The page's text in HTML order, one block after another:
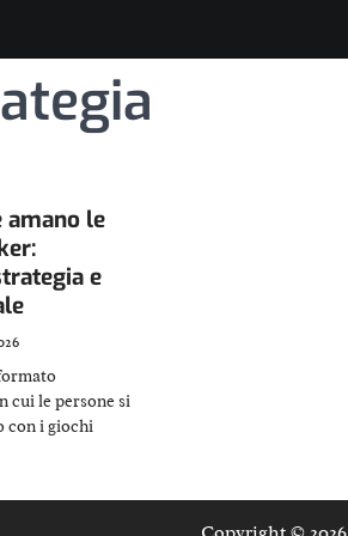
amano le
e
cui le persone si
con i giochi